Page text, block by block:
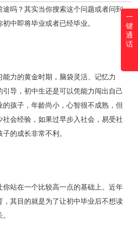
途吗？其实当你搜索这个问题或者问到
中即将毕业或者已经毕业。
力的黄金时期，脑袋灵活、记忆力
导，初中生还是可以凭能力闯出自己
的孩子，年龄尚小，心智很不成熟，但
会经验，如果过早步入社会，易受社
的成长非常不利。
站在一个比较高一点的基础上。近年
其目的就是为了让初中毕业后不想读
一
键
通
话